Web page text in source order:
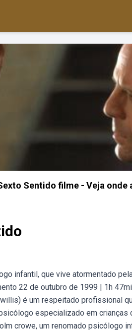
Sentido filme - Veja onde
infantil, que vive atormentado
22 de outubro de 1999 | 1h
é um respeitado profissional
especializado em
crowe, um renomado psicólogo